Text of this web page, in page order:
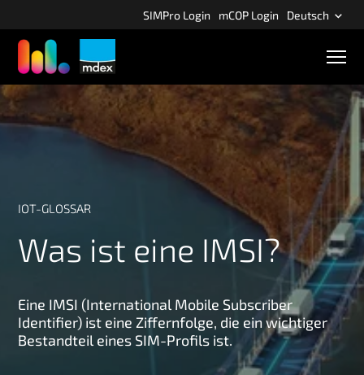
u
a
p
SIMPro Login mCOP Login Deutsch
M
b
e
N
a
a
t
i
o
n
IOT-GLOSSAR
Was ist eine IMSI?
Eine IMSI (International Mobile Subscriber
Identifier) ist eine Ziffernfolge, die ein wichtiger
Bestandteil eines SIM-Profils ist.